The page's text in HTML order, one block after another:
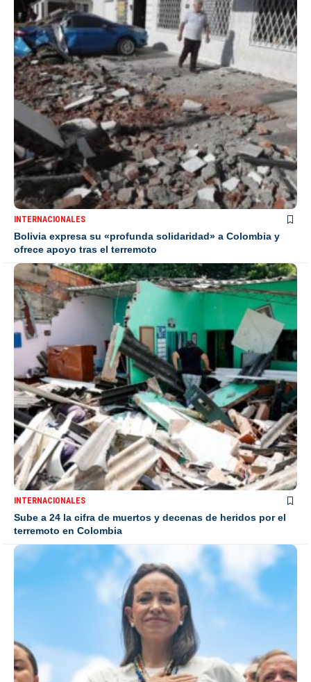
INTERNACIONALES
Bolivia expresa su «profunda solidaridad» a Colombia y
ofrece apoyo tras el terremoto
INTERNACIONALES
Sube a 24 la cifra de muertos y decenas de heridos por el
terremoto en Colombia